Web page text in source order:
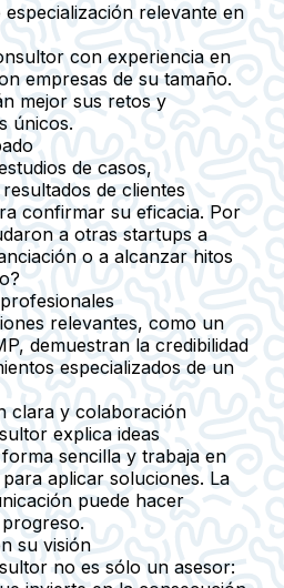
especialización relevante en
con experiencia en
empresas de su tamaño.
mejor sus retos y
únicos.
de casos,
de clientes
confirmar su eficacia. Por
a otras startups a
o a alcanzar hitos
relevantes, como un
demuestran la credibilidad
especializados de un
clara y colaboración
explica ideas
sencilla y trabaja en
aplicar soluciones. La
puede hacer
su visión
no es sólo un asesor: